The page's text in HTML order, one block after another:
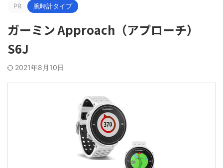
PR 腕時計タイプ
ガーミン Approach（アプローチ）
S6J
2021年8月10日